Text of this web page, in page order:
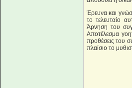
Έρευνα και
το τελευταίο
Άρνηση του
Αποτέλεσμα
προθέσεις του
πλαίσιο το